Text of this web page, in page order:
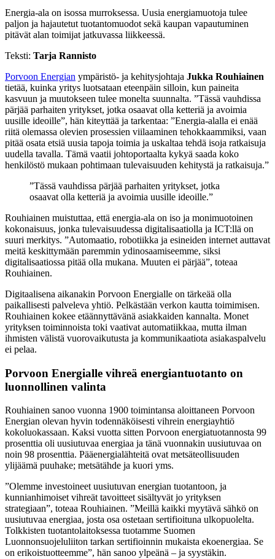
Energia-ala on isossa murroksessa. Uusia energiamuotoja tulee
paljon ja hajautetut tuotantomuodot sekä kaupan vapautuminen
pitävät alan toimijat jatkuvassa liikkeessä.
Teksti: Tarja Rannisto
Porvoon Energian ympäristö- ja kehitysjohtaja Jukka Rouhiainen
tietää, kuinka yritys luotsataan eteenpäin silloin, kun paineita
kasvuun ja muutokseen tulee monelta suunnalta. ”Tässä vauhdissa
pärjää parhaiten yritykset, jotka osaavat olla ketteriä ja avoimia
uusille ideoille”, hän kiteyttää ja tarkentaa: ”Energia-alalla ei enää
riitä olemassa olevien prosessien viilaaminen tehokkaammiksi, vaan
pitää osata etsiä uusia tapoja toimia ja uskaltaa tehdä isoja ratkaisuja
uudella tavalla. Tämä vaatii johtoportaalta kykyä saada koko
henkilöstö mukaan pohtimaan tulevaisuuden kehitystä ja ratkaisuja.”
”Tässä vauhdissa pärjää parhaiten yritykset, jotka
osaavat olla ketteriä ja avoimia uusille ideoille.”
Rouhiainen muistuttaa, että energia-ala on iso ja monimuotoinen
kokonaisuus, jonka tulevaisuudessa digitalisaatiolla ja ICT:llä on
suuri merkitys. ”Automaatio, robotiikka ja esineiden internet auttavat
meitä keskittymään paremmin ydinosaamiseemme, siksi
digitalisaatiossa pitää olla mukana. Muuten ei pärjää”, toteaa
Rouhiainen.
Digitaalisena aikanakin Porvoon Energialle on tärkeää olla
paikallisesti palveleva yhtiö. Pelkästään verkon kautta toimimisen.
Rouhiainen kokee etäännyttävänä asiakkaiden kannalta. Monet
yrityksen toiminnoista toki vaativat automatiikkaa, mutta ilman
ihmisten välistä vuorovaikutusta ja kommunikaatiota asiakaspalvelu
ei pelaa.
Porvoon Energialle vihreä energiantuotanto on
luonnollinen valinta
Rouhiainen sanoo vuonna 1900 toimintansa aloittaneen Porvoon
Energian olevan hyvin todennäköisesti vihrein energiayhtiö
kokoluokassaan. Kaksi vuotta sitten Porvoon energiatuotannosta 99
prosenttia oli uusiutuvaa energiaa ja tänä vuonnakin uusiutuvaa on
noin 98 prosenttia. Pääenergialähteitä ovat metsäteollisuuden
ylijäämä puuhake; metsätähde ja kuori yms.
”Olemme investoineet uusiutuvan energian tuotantoon, ja
kunnianhimoiset vihreät tavoitteet sisältyvät jo yrityksen
strategiaan”, toteaa Rouhiainen. ”Meillä kaikki myytävä sähkö on
uusiutuvaa energiaa, josta osa ostetaan sertifioituna ulkopuolelta.
Tolkkisten tuotantolaitoksessa tuotamme Suomen
Luonnonsuojeluliiton tarkan sertifioinnin mukaista ekoenergiaa. Se
on erikoistuotteemme”, hän sanoo ylpeänä – ja syystäkin.